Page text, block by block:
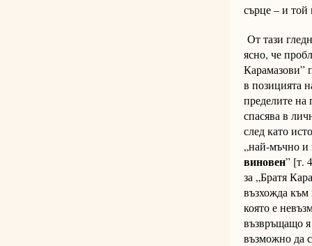
сърце – и
От тази
ясно, че
Карамазови”
в позицията
пределите на
спасява в
след като
„най-мъчно и
виновен” [т.
за „Братя
възхожда към
която е
възвръщащо я
възможно да